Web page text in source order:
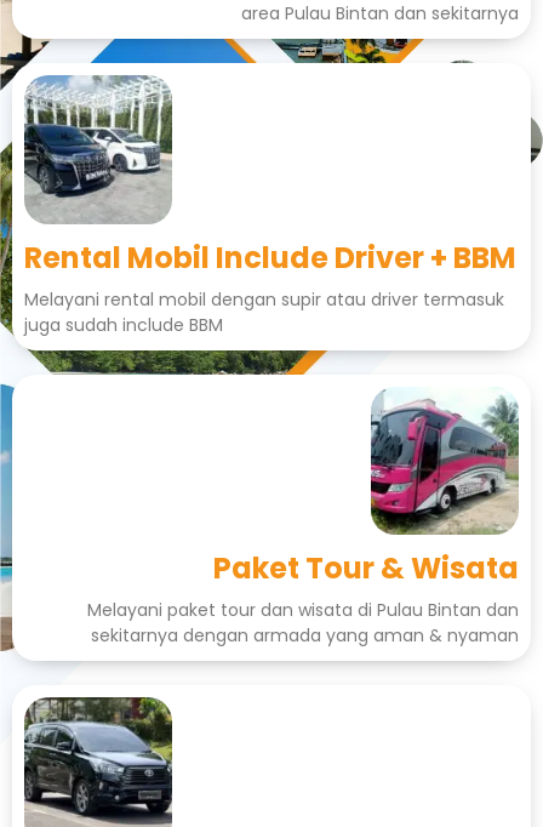
area Pulau Bintan dan sekitarnya
Rental Mobil Include Driver + BBM
Melayani rental mobil dengan supir atau driver termasuk
juga sudah include BBM
Paket Tour & Wisata
Melayani paket tour dan wisata di Pulau Bintan dan
sekitarnya dengan armada yang aman & nyaman